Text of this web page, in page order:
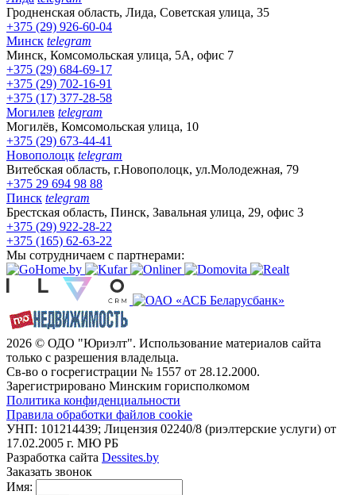
Гродненская область, Лида, Советская улица, 35
+375 (29) 926-60-04
Минск telegram
Минск, Комсомольская улица, 5А, офис 7
+375 (29) 684-69-17
+375 (29) 702-16-91
+375 (17) 377-28-58
Могилев telegram
Могилёв, Комсомольская улица, 10
+375 (29) 673-44-41
Новополоцк telegram
Витебская область, г.Новополоцк, ул.Молодежная, 79
+375 29 694 98 88
Пинск telegram
Брестская область, Пинск, Завальная улица, 29, офис 3
+375 (29) 922-28-22
+375 (165) 62-63-22
Мы сотрудничаем с партнерами:
2026 © ОДО "Юриэлт". Использование материалов сайта
только с разрешения владельца.
Св-во о госрегистрации № 1557 от 28.12.2000.
Зарегистрировано Минским горисполкомом
Политика конфиденциальности
Правила обработки файлов cookie
УНП: 101214439; Лицензия 02240/8 (риэлтерские услуги) от
17.02.2005 г. МЮ РБ
Разработка сайта Dessites.by
Заказать звонок
Имя: